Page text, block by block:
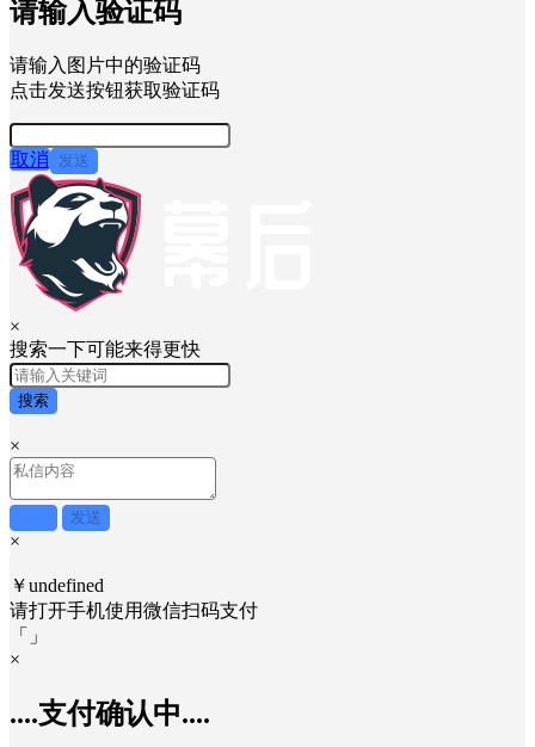
忘记密码？新用户？注册
请输入验证码
请输入图片中的验证码
点击发送按钮获取验证码
取消 发送
×
搜索一下可能来得更快
取消
×
￥undefined
请打开手机使用
微信